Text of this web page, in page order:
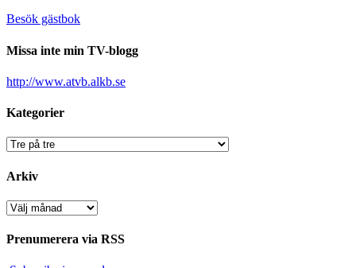
Besök gästbok
Missa inte min TV-blogg
http://www.atvb.alkb.se
Kategorier
Kategorier
Arkiv
Arkiv
Prenumerera via RSS